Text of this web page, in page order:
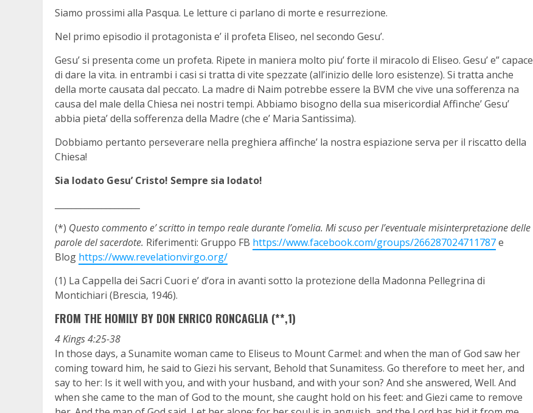
Siamo prossimi alla Pasqua. Le letture ci parlano di morte e resurrezione.
Nel primo episodio il protagonista e’ il profeta Eliseo, nel secondo Gesu’.
Gesu’ si presenta come un profeta. Ripete in maniera molto piu’ forte il miracolo di Eliseo. Gesu’ e” capace
di dare la vita. in entrambi i casi si tratta di vite spezzate (all’inizio delle loro esistenze). Si tratta anche
della morte causata dal peccato. La madre di Naim potrebbe essere la BVM che vive una sofferenza na
causa del male della Chiesa nei nostri tempi. Abbiamo bisogno della sua misericordia! Affinche’ Gesu’
abbia pieta’ della sofferenza della Madre (che e’ Maria Santissima).
Dobbiamo pertanto perseverare nella preghiera affinche’ la nostra espiazione serva per il riscatto della
Chiesa!
Sia lodato Gesu’ Cristo! Sempre sia lodato!
(*) Questo commento e’ scritto in tempo reale durante l’omelia. Mi scuso per l’eventuale misinterpretazione delle
parole del sacerdote. Riferimenti: Gruppo FB https://www.facebook.com/groups/266287024711787e
Blog https://www.revelationvirgo.org/
(1) La Cappella dei Sacri Cuori e’ d’ora in avanti sotto la protezione della Madonna Pellegrina di
Montichiari (Brescia, 1946).
FROM THE HOMILY BY DON ENRICO RONCAGLIA (**,1)
4 Kings 4:25-38
In those days, a Sunamite woman came to Eliseus to Mount Carmel: and when the man of God saw her
coming toward him, he said to Giezi his servant, Behold that Sunamitess. Go therefore to meet her, and
say to her: Is it well with you, and with your husband, and with your son? And she answered, Well. And
when she came to the man of God to the mount, she caught hold on his feet: and Giezi came to remove